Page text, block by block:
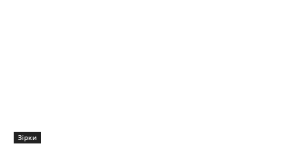
Зірки